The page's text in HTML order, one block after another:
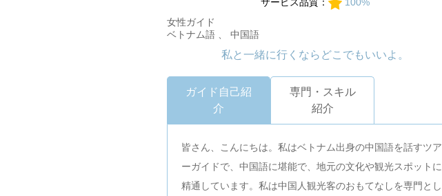
女性ガイド
ベトナム語 、 中国語
私と一緒に行くならどこでもいいよ。
ガイド自己紹
介
専門・スキル
紹介
皆さん、こんにちは。私はベトナム出身の中国語を話すツア
ーガイドで、中国語に堪能で、地元の文化や観光スポットに
精通しています。私は中国人観光客のおもてなしを専門とし